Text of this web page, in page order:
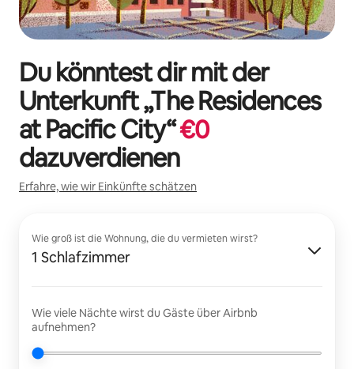
Du könntest dir mit der
Unterkunft „The Residences
at Pacific City“€0
dazuverdienen
Erfahre, wie wir Einkünfte schätzen
Wie groß ist die Wohnung, die du vermieten wirst?
1 Schlafzimmer
Wie viele Nächte wirst du Gäste über Airbnb
aufnehmen?